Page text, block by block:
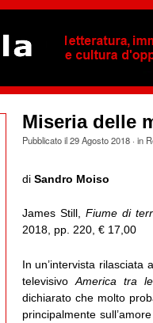
Miseria delle
Pubblicato il29 Agosto 2018· in
di Sandro Moiso
James Still, Fiume di
2018, pp. 220, € 17,00
In un’intervista rilasciata
televisivo America tra
dichiarato che molto
principalmente